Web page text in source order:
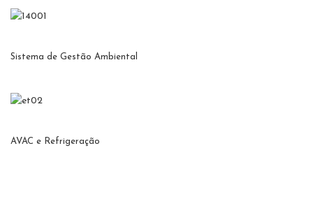
Sistema de Gestão Ambiental
AVAC e Refrigeração